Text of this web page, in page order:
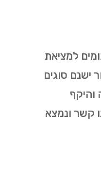
למציאת
ישנם סוגים
והיקף
קשר ונמצא